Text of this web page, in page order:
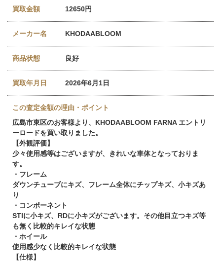
買取金額 12650円
メーカー名 KHODAABLOOM
商品状態 良好
買取年月日 2026年6月1日
この査定金額の理由・ポイント
広島市東区のお客様より、KHODAABLOOM FARNA エントリ
ーロードを買い取りました。
【外観評価】
少々使用感等はございますが、きれいな車体となっておりま
す。
・フレーム
ダウンチューブにキズ、フレーム全体にチップキズ、小キズあ
り
・コンポーネント
STIに小キズ、RDに小キズがございます。その他目立つキズ等
も無く比較的キレイな状態
・ホイール
使用感少なく比較的キレイな状態
【仕様】